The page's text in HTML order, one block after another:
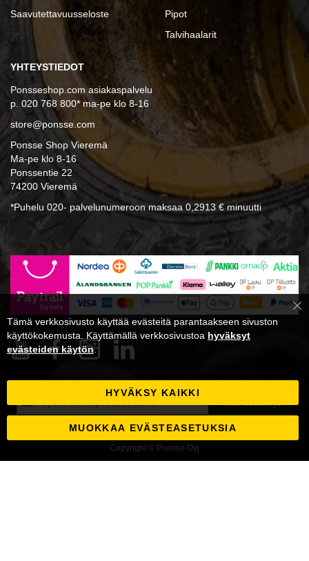
Saavutettavuusseloste
Pipot
Talvihaalarit
YHTEYSTIEDOT
Ponsseshop.com asiakaspalvelu
p. 020 768 800* ma-pe klo 8-16
store@ponsse.com
Ponsse Shop Vieremä
Ma-pe klo 8-16
Ponssentie 22
74200 Vieremä
*Puhelu 020- palvelunumeroon maksaa 0,2913 € minuutti
uutiskirjeemme:
Copyright © Ponsse Oyj
Tämä verkkosivusto käyttää evästeitä parantaakseen sivuston
käyttökokemusta. Käyttämällä verkkosivustoa hyväksyt
evästeiden käytön.
HYVÄKSY KAIKKI
MUOKKAA EVÄSTEASETUKSIA